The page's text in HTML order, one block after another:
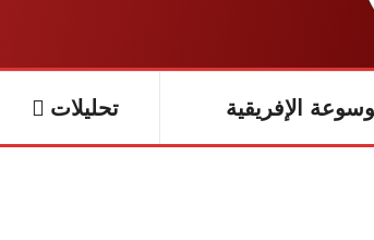
الإفريقية تحليلات